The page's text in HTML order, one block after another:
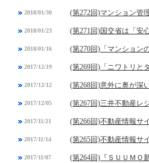
2018/01/30 (第272回)マンション管
2018/01/23 (第271回)国交省は「安
2018/01/16 (第270回)「マンション
2017/12/19 (第269回)「ニワトリと
2017/12/12 (第268回)意外に奥が深
2017/12/05 (第267回)三井不動産レ
2017/11/21 (第266回)不動産情報サ
2017/11/14 (第265回)不動産情報サ
2017/11/07 (第264回)『ＳＵＵＭＯ